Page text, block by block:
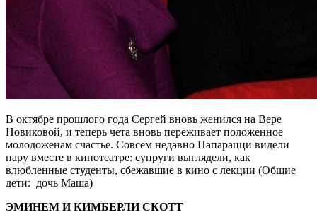
В октябре прошлого года Сергей вновь женился на Вере
Новиковой, и теперь чета вновь переживает положенное
молодоженам счастье. Совсем недавно Папарацци видели
пару вместе в кинотеатре: супруги выглядели, как
влюбленные студенты, сбежавшие в кино с лекции (Общие
дети: дочь Маша)
ЭМИНЕМ И КИМБЕРЛИ СКОТТ